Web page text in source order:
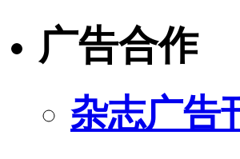
广告合作
杂志广告